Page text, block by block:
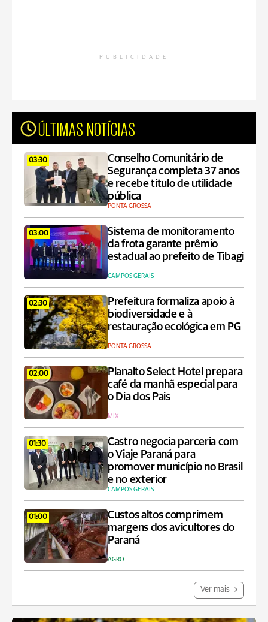
PUBLICIDADE
ÚLTIMAS NOTÍCIAS
03:30
Conselho Comunitário de
Segurança completa 37 anos
e recebe título de utilidade
pública
PONTA GROSSA
03:00
Sistema de monitoramento
da frota garante prêmio
estadual ao prefeito de Tibagi
CAMPOS GERAIS
02:30
Prefeitura formaliza apoio à
biodiversidade e à
restauração ecológica em PG
PONTA GROSSA
02:00
Planalto Select Hotel prepara
café da manhã especial para
o Dia dos Pais
MIX
01:30
Castro negocia parceria com
o Viaje Paraná para
promover município no Brasil
e no exterior
CAMPOS GERAIS
01:00
Custos altos comprimem
margens dos avicultores do
Paraná
AGRO
Ver mais